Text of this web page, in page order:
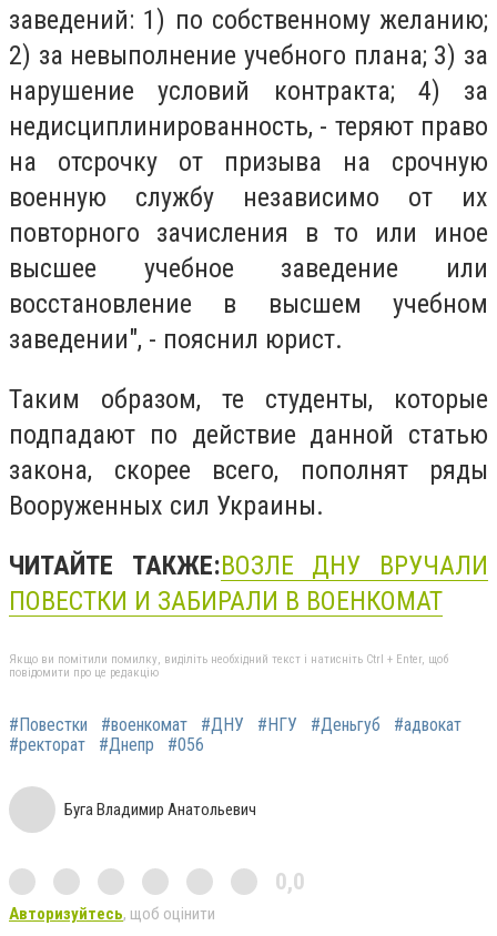
заведений: 1) по собственному желанию;
2) за невыполнение учебного плана; 3) за
нарушение условий контракта; 4) за
недисциплинированность, - теряют право
на отсрочку от призыва на срочную
военную службу независимо от их
повторного зачисления в то или иное
высшее учебное заведение или
восстановление в высшем учебном
заведении", - пояснил юрист.
Таким образом, те студенты, которые
подпадают по действие данной статью
закона, скорее всего, пополнят ряды
Вооруженных сил Украины.
ЧИТАЙТЕ ТАКЖЕ:ВОЗЛЕ ДНУ ВРУЧАЛИ
ПОВЕСТКИ И ЗАБИРАЛИ В ВОЕНКОМАТ
Якщо ви помітили помилку, виділіть необхідний текст і натисніть Ctrl + Enter, щоб
повідомити про це редакцію
#Повестки #военкомат #ДНУ #НГУ #Деньгуб
#адвокат
#ректорат
#Днепр #056
Буга Владимир Анатольевич
0,0
Авторизуйтесь, щоб оцінити